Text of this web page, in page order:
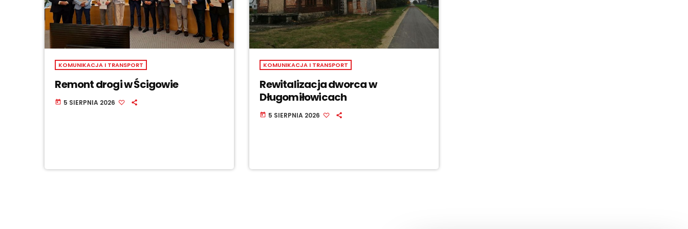
KOMUNIKACJA I TRANSPORT
Remont drogi w Ścigowie
today 5 SIERPNIA 2026
KOMUNIKACJA I TRANSPORT
Rewitalizacja dworca w
Długomiłowicach
today 5 SIERPNIA 2026